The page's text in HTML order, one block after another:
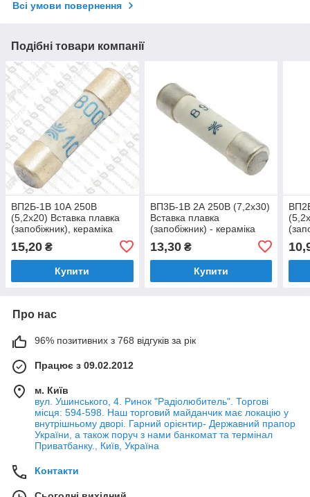
Всі умови повернення
Подібні товари компанії
ВП2Б-1В 10А 250В
(5,2x20) Вставка плавка
(запобіжник), кераміка
15,20 ₴
Купити
ВП3Б-1В 2А 250В (7,2x30)
Вставка плавка
(запобіжник) - кераміка
13,30₴
Купити
Про нас
96% позитивних з 768 відгуків за рік
Працює з 09.02.2012
м. Київ
вул. Ушинського, 4. Ринок "Радіолюбитель". Торгові
місця: 594-598. Наш торговий майданчик має локацію у
внутрішньому дворі. Гарний орієнтир- Державний прапор
України, а також поруч з нами банкомат та термінал
Приватбанку., Київ, Україна
Контакти